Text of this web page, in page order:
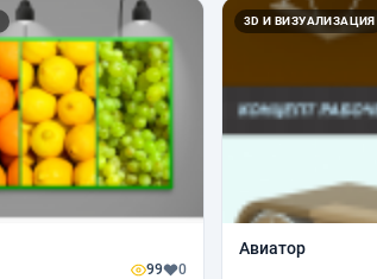
99 0
3D И ВИЗУАЛИЗАЦИЯ
Авиатор